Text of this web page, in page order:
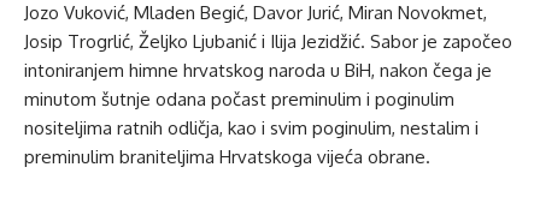
Jozo Vuković, Mladen Begić, Davor Jurić, Miran Novokmet,
Josip Trogrlić, Željko Ljubanić i Ilija Jezidžić. Sabor je započeo
intoniranjem himne hrvatskog naroda u BiH, nakon čega je
minutom šutnje odana počast preminulim i poginulim
nositeljima ratnih odličja, kao i svim poginulim, nestalim i
preminulim braniteljima Hrvatskoga vijeća obrane.